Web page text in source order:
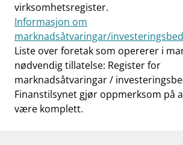
virksomhetsregister.
Informasjon om
marknadsåtvaringar/
Liste over foretak som opererer i
nødvendig tillatelse: Register for
marknadsåtvaringar /
Finanstilsynet gjør oppmerksom på
være komplett.